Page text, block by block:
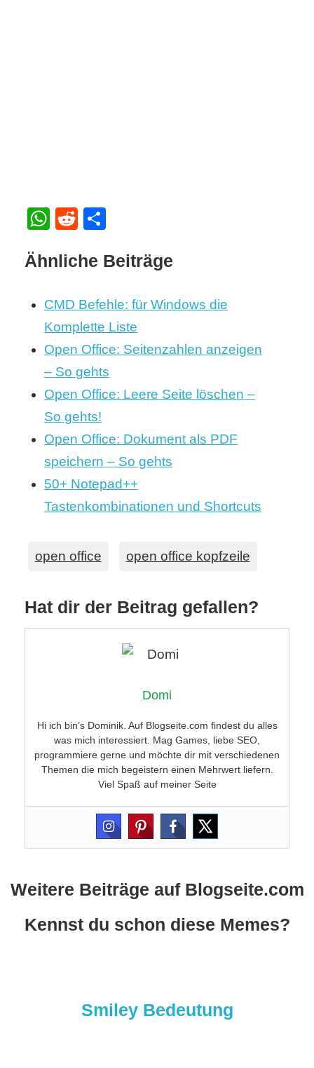
WhatsApp
RedditTeilen
Ähnliche Beiträge
CMD Befehle: für Windows die
Komplette Liste
Open Office: Seitenzahlen anzeigen
– So gehts
Open Office: Leere Seite löschen –
So gehts!
Open Office: Dokument als PDF
speichern – So gehts
50+ Notepad++
Tastenkombinationen und Shortcuts
open office open office kopfzeile
Hat dir der Beitrag gefallen?
Domi
Hi ich bin’s Dominik. Auf Blogseite.com findest du alles
was mich interessiert. Mag Games, liebe SEO,
programmiere gerne und möchte dir mit verschiedenen
Themen die mich begeistern einen Mehrwert liefern.
Viel Spaß auf meiner Seite
Weitere Beiträge auf Blogseite.com
Kennst du schon diese Memes?
Smiley Bedeutung